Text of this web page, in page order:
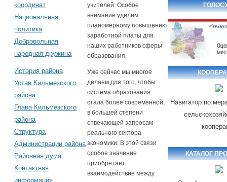
координат
Национальная
политика
Добровольная
народная дружина
История района
Устав Кильмезского
района
Глава Кильмезского
района
Структура
Администрации района
Районная дума
Контактная
информация
учителей. Особое
внимание уделим
планомерному повышению
заработной платы для
наших работников сферы
образования.
Уже сейчас мы многое
делаем для того, чтобы
система образования
стала более современной,
в большей степени
отвечающей запросам
реального сектора
экономики. В этой связи
особое значение
приобретает
взаимодействие между
Навигатор по
КАТАЛОГ